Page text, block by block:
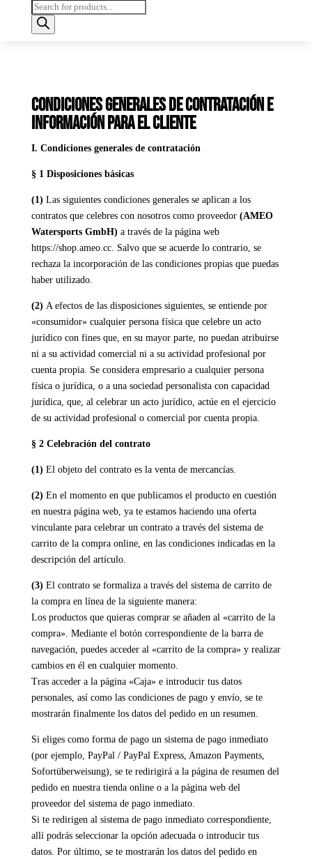
Búsqueda
de
Condiciones generales de contratación e
información para el cliente
I. Condiciones generales de contratación
§ 1 Disposiciones básicas
(1) Las siguientes condiciones generales se aplican a los
contratos que celebres con nosotros como proveedor (AMEO
Watersports GmbH) a través de la página web
https://shop.ameo.cc. Salvo que se acuerde lo contrario, se
rechaza la incorporación de las condiciones propias que puedas
haber utilizado.
(2) A efectos de las disposiciones siguientes, se entiende por
«consumidor» cualquier persona física que celebre un acto
jurídico con fines que, en su mayor parte, no puedan atribuirse
ni a su actividad comercial ni a su actividad profesional por
cuenta propia. Se considera empresario a cualquier persona
física o jurídica, o a una sociedad personalista con capacidad
jurídica, que, al celebrar un acto jurídico, actúe en el ejercicio
de su actividad profesional o comercial por cuenta propia.
§ 2 Celebración del contrato
(1) El objeto del contrato es la venta de mercancías.
(2) En el momento en que publicamos el producto en cuestión
en nuestra página web, ya te estamos haciendo una oferta
vinculante para celebrar un contrato a través del sistema de
carrito de la compra online, en las condiciones indicadas en la
descripción del artículo.
(3) El contrato se formaliza a través del sistema de carrito de
la compra en línea de la siguiente manera:
Los productos que quieras comprar se añaden al «carrito de la
compra». Mediante el botón correspondiente de la barra de
navegación, puedes acceder al «carrito de la compra» y realizar
cambios en él en cualquier momento.
Tras acceder a la página «Caja» e introducir tus datos
personales, así como las condiciones de pago y envío, se te
mostrarán finalmente los datos del pedido en un resumen.
Si eliges como forma de pago un sistema de pago inmediato
(por ejemplo, PayPal / PayPal Express, Amazon Payments,
Sofortüberweisung), se te redirigirá a la página de resumen del
pedido en nuestra tienda online o a la página web del
proveedor del sistema de pago inmediato.
Si te redirigen al sistema de pago inmediato correspondiente,
allí podrás seleccionar la opción adecuada o introducir tus
datos. Por último, se te mostrarán los datos del pedido en